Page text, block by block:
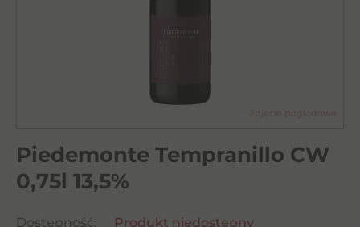
Piedemonte Tempranillo CW
0,75l 13,5%
Dostępność:
Produkt niedostępny